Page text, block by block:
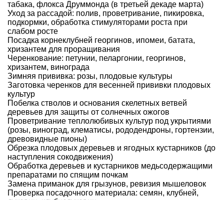
табака, флокса Друммонда (в третьей декаде марта)
Уход за рассадой: полив, проветривание, пикировка,
подкормки, обработка стимуляторами роста при
слабом росте
Посадка корнеклубней георгинов, ипомеи, батата,
хризантем для проращивания
Черенкование: петунии, пеларгонии, георгинов,
хризантем, винограда
Зимняя прививка: розы, плодовые культуры
Заготовка черенков для весенней прививки плодовых
культур
Побелка стволов и основания скелетных ветвей
деревьев для защиты от солнечных ожогов
Проветривание теплолюбивых культур под укрытиями
(розы, виноград, клематисы, рододендроны, гортензии,
древовидные пионы)
Обрезка плодовых деревьев и ягодных кустарников (до
наступления сокодвижения)
Обработка деревьев и кустарников медьсодержащими
препаратами по спящим почкам
Замена приманок для грызунов, ревизия мышеловок
Проверка посадочного материала: семян, клубней,